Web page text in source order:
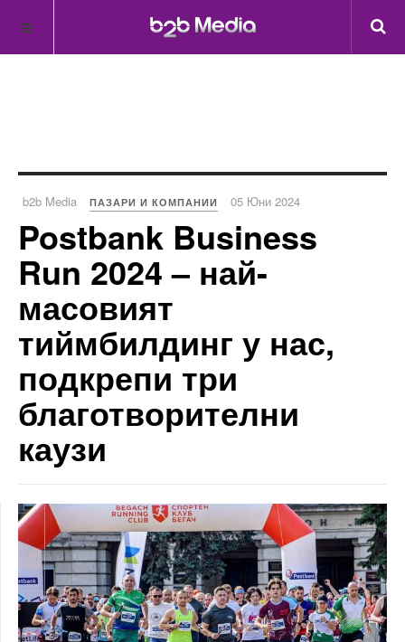
b2b Media ПАЗАРИ И КОМПАНИИ 05 Юни 2024
Postbank Business
Run 2024 – най-
масовият
тиймбилдинг у нас,
подкрепи три
благотворителни
каузи